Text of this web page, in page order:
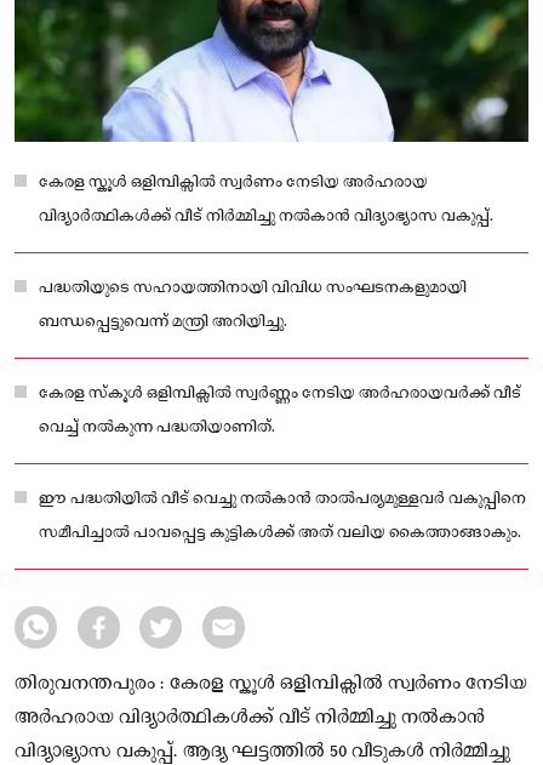
കേരള സ്കൂൾ ഒളിമ്പിക്സിൽ സ്വർണം നേടിയ അർഹരായ
വിദ്യാർത്ഥികൾക്ക് വീട് നിർമ്മിച്ചു നൽകാൻ വിദ്യാഭ്യാസ വകുപ്പ്.
പദ്ധതിയുടെ സഹായത്തിനായി വിവിധ സംഘടനകളുമായി
ബന്ധപ്പെട്ടുവെന്ന് മന്ത്രി അറിയിച്ചു.
കേരള സ്‌കൂള്‍ ഒളിമ്പിക്സിൽ സ്വര്‍ണ്ണം നേടിയ അര്‍ഹരായവര്‍ക്ക് വീട്
വെച്ച്‌ നല്‍കുന്ന പദ്ധതിയാണിത്.
ഈ പദ്ധതിയില്‍ വീട് വെച്ചു നല്‍കാന്‍ താല്‍പര്യമുള്ളവര്‍ വകുപ്പിനെ
സമീപിച്ചാല്‍ പാവപ്പെട്ട കുട്ടികള്‍ക്ക് അത് വലിയ കൈത്താങ്ങാകും.
തിരുവനന്തപുരം : കേരള സ്കൂൾ ഒളിമ്പിക്സിൽ സ്വർണം നേടിയ
അർഹരായ വിദ്യാർത്ഥികൾക്ക് വീട് നിർമ്മിച്ചു നൽകാൻ
വിദ്യാഭ്യാസ വകുപ്പ്. ആദ്യ ഘട്ടത്തിൽ 50 വീടുകൾ നിർമ്മിച്ചു